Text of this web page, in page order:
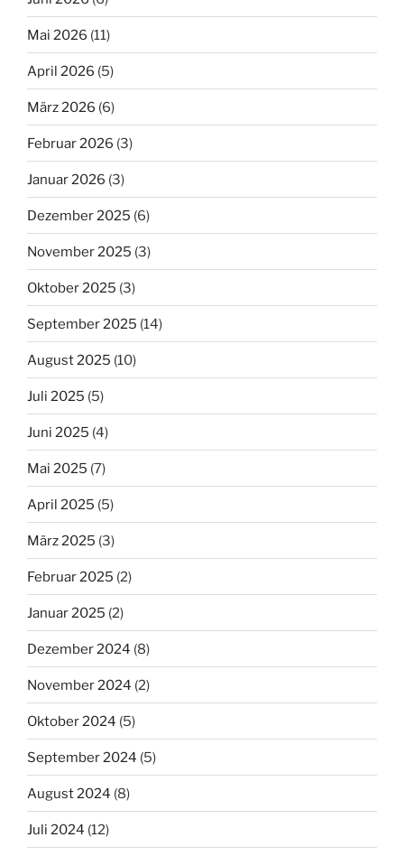
Mai 2026 (11)
April 2026 (5)
März 2026 (6)
Februar 2026 (3)
Januar 2026 (3)
Dezember 2025 (6)
November 2025 (3)
Oktober 2025 (3)
September 2025 (14)
August 2025 (10)
Juli 2025 (5)
Juni 2025 (4)
Mai 2025 (7)
April 2025 (5)
März 2025 (3)
Februar 2025 (2)
Januar 2025 (2)
Dezember 2024 (8)
November 2024 (2)
Oktober 2024 (5)
September 2024 (5)
August 2024 (8)
Juli 2024 (12)